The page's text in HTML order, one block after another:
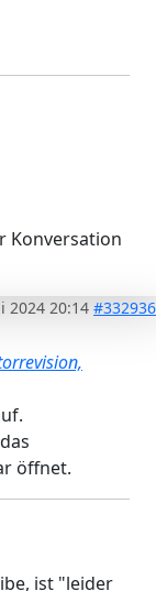
Konversation
2024 20:14 #332936
öffnet.
ist "leider